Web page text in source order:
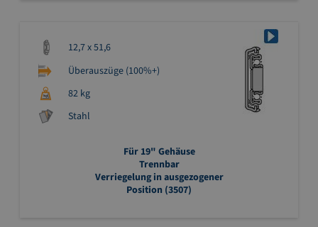
12,7 x 51,6
Überauszüge (100%+)
82 kg
Stahl
Für 19" Gehäuse
Trennbar
Verriegelung in ausgezogener
Position (3507)